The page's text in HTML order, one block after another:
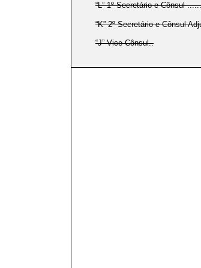
“L” 1º Secretário e Cônsul
“K” 2º Secretário e Cônsul
“J” Vice-Cônsul..